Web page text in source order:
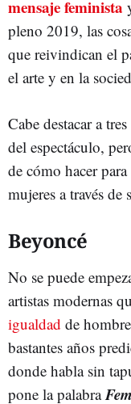
mensaje feminista
pleno 2019, las
que reivindican el
el arte y en la
Cabe destacar a
del espectáculo,
de cómo hacer
mujeres a través de
Beyoncé
No se puede
artistas modernas
igualdad de
bastantes años
donde habla sin
pone la palabra